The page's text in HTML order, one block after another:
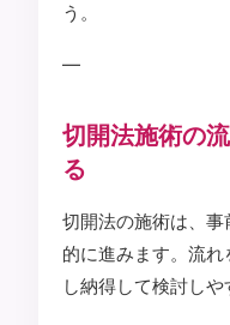
う。
—
切開法施術の
る
切開法の施術は、
的に進みます。流
し納得して検討しや